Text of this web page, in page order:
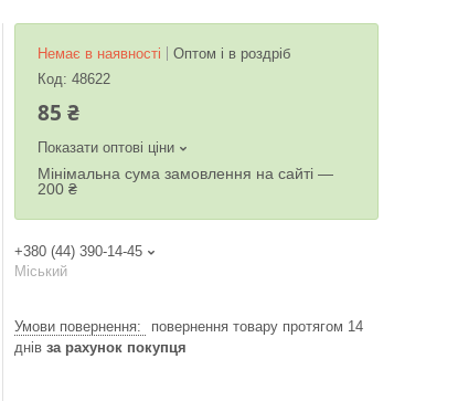
Немає в наявності
Оптом і в роздріб
Код: 48622
85 ₴
Показати оптові ціни
Мінімальна сума замовлення на сайті —
200 ₴
+380 (44) 390-14-45
Міський
повернення товару протягом 14
днів за рахунок покупця